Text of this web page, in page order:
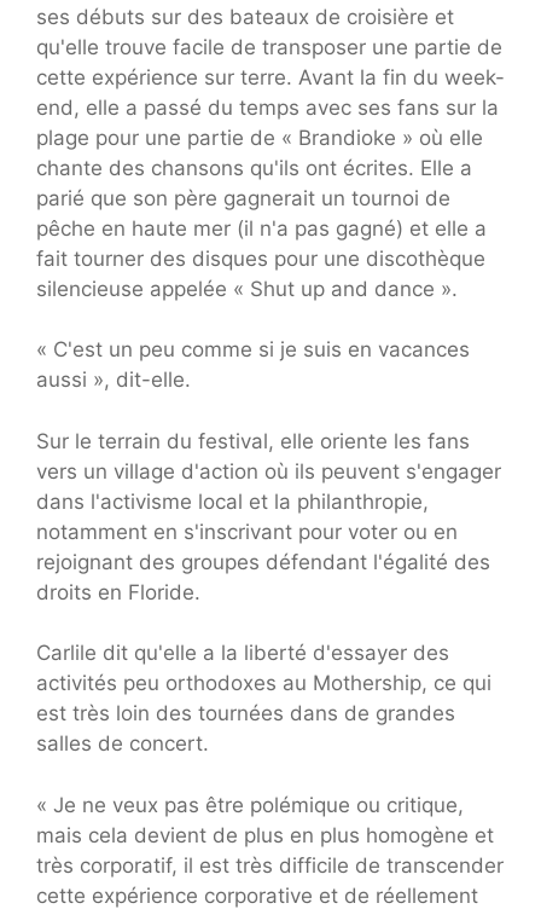
ses débuts sur des bateaux de croisière et
qu'elle trouve facile de transposer une partie de
cette expérience sur terre. Avant la fin du week-
end, elle a passé du temps avec ses fans sur la
plage pour une partie de « Brandioke » où elle
chante des chansons qu'ils ont écrites. Elle a
parié que son père gagnerait un tournoi de
pêche en haute mer (il n'a pas gagné) et elle a
fait tourner des disques pour une discothèque
silencieuse appelée « Shut up and dance ».
« C'est un peu comme si je suis en vacances
aussi », dit-elle.
Sur le terrain du festival, elle oriente les fans
vers un village d'action où ils peuvent s'engager
dans l'activisme local et la philanthropie,
notamment en s'inscrivant pour voter ou en
rejoignant des groupes défendant l'égalité des
droits en Floride.
Carlile dit qu'elle a la liberté d'essayer des
activités peu orthodoxes au Mothership, ce qui
est très loin des tournées dans de grandes
salles de concert.
« Je ne veux pas être polémique ou critique,
mais cela devient de plus en plus homogène et
très corporatif, il est très difficile de transcender
cette expérience corporative et de réellement